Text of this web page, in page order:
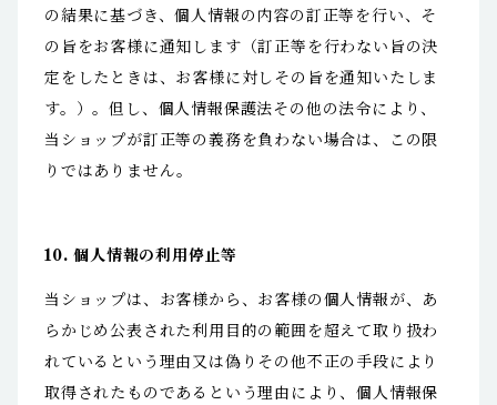
の結果に基づき、個人情報の内容の訂正等を行い、そ
の旨をお客様に通知します（訂正等を行わない旨の決
定をしたときは、お客様に対しその旨を通知いたしま
す。）。但し、個人情報保護法その他の法令により、
当ショップが訂正等の義務を負わない場合は、この限
りではありません。
10. 個人情報の利用停止等
当ショップは、お客様から、お客様の個人情報が、あ
らかじめ公表された利用目的の範囲を超えて取り扱わ
れているという理由又は偽りその他不正の手段により
取得されたものであるという理由により、個人情報保